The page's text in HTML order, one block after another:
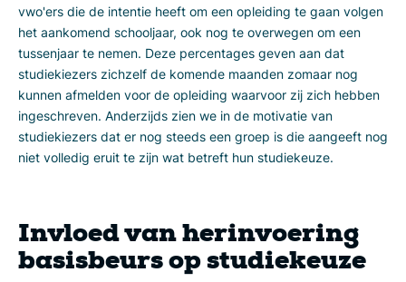
vwo'ers die de intentie heeft om een opleiding te gaan volgen
het aankomend schooljaar, ook nog te overwegen om een
tussenjaar te nemen. Deze percentages geven aan dat
studiekiezers zichzelf de komende maanden zomaar nog
kunnen afmelden voor de opleiding waarvoor zij zich hebben
ingeschreven. Anderzijds zien we in de motivatie van
studiekiezers dat er nog steeds een groep is die aangeeft nog
niet volledig eruit te zijn wat betreft hun studiekeuze.
Invloed van herinvoering
basisbeurs op studiekeuze